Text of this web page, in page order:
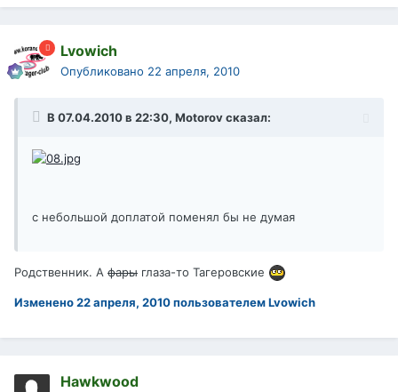
Lvowich
Опубликовано 22 апреля, 2010
В 07.04.2010 в 22:30, Motorov сказал:
с небольшой доплатой поменял бы не думая
Родственник. А фары глаза-то Тагеровские
Изменено22 апреля, 2010пользователем Lvowich
Hawkwood